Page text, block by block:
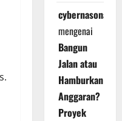
cybernasonal
mengenai
Bangun
Jalan atau
Hamburkan
Anggaran?
Proyek